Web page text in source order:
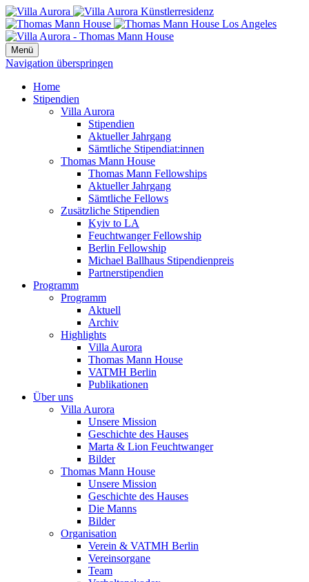
Menü
Navigation überspringen
Home
Stipendien
Villa Aurora
Stipendien
Aktueller Jahrgang
Sämtliche Stipendiat:innen
Thomas Mann House
Thomas Mann Fellowships
Aktueller Jahrgang
Sämtliche Fellows
Zusätzliche Stipendien
Kyiv to LA
Feuchtwanger Fellowship
Berlin Fellowship
Michael Ballhaus Stipendienpreis
Partnerstipendien
Programm
Programm
Aktuell
Archiv
Highlights
Villa Aurora
Thomas Mann House
VATMH Berlin
Publikationen
Über uns
Villa Aurora
Unsere Mission
Geschichte des Hauses
Marta & Lion Feuchtwanger
Bilder
Thomas Mann House
Unsere Mission
Geschichte des Hauses
Die Manns
Bilder
Organisation
Verein & VATMH Berlin
Vereinsorgane
Team